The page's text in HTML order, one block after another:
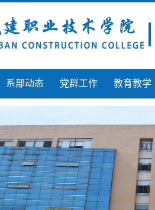
系部动态 党群工作 教育教学